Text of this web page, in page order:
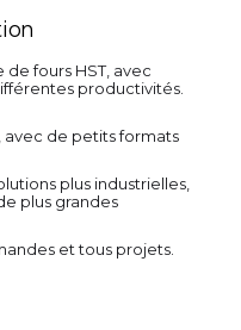
fours HST, avec
productivités.
avec de petits formats
plus industrielles,
plus grandes
et tous projets.